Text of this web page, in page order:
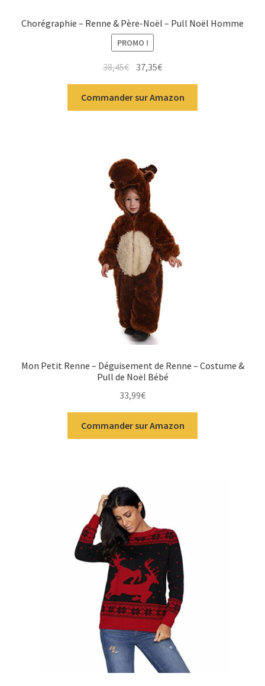
Chorégraphie – Renne & Père-Noël – Pull Noël Homme
PROMO !
38,45€ 37,35€
Commander sur Amazon
Mon Petit Renne – Déguisement de Renne – Costume &
Pull de Noël Bébé
33,99€
Commander sur Amazon